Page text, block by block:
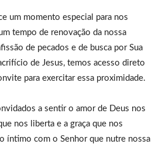
um momento especial para nos
tempo de renovação da nossa
de pecados e de busca por Sua
de Jesus, temos acesso direto
para exercitar essa proximidade.
a sentir o amor de Deus nos
nos liberta e a graça que nos
íntimo com o Senhor que nutre nossa